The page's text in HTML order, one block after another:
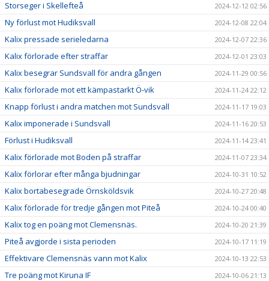
Storseger i Skellefteå 2024-12-12 02:56
Ny förlust mot Hudiksvall 2024-12-08 22:04
Kalix pressade serieledarna 2024-12-07 22:36
Kalix förlorade efter straffar 2024-12-01 23:03
Kalix besegrar Sundsvall för andra gången 2024-11-29 00:56
Kalix förlorade mot ett kämpastarkt Ö-vik 2024-11-24 22:12
Knapp förlust i andra matchen mot Sundsvall 2024-11-17 19:03
Kalix imponerade i Sundsvall 2024-11-16 20:53
Förlust i Hudiksvall 2024-11-14 23:41
Kalix förlorade mot Boden på straffar 2024-11-07 23:34
Kalix förlorar efter många bjudningar 2024-10-31 10:52
Kalix bortabesegrade Örnsköldsvik 2024-10-27 20:48
Kalix förlorade för tredje gången mot Piteå 2024-10-24 00:40
Kalix tog en poäng mot Clemensnäs. 2024-10-20 21:39
Piteå avgjorde i sista perioden 2024-10-17 11:19
Effektivare Clemensnäs vann mot Kalix 2024-10-13 22:53
Tre poäng mot Kiruna IF 2024-10-06 21:13